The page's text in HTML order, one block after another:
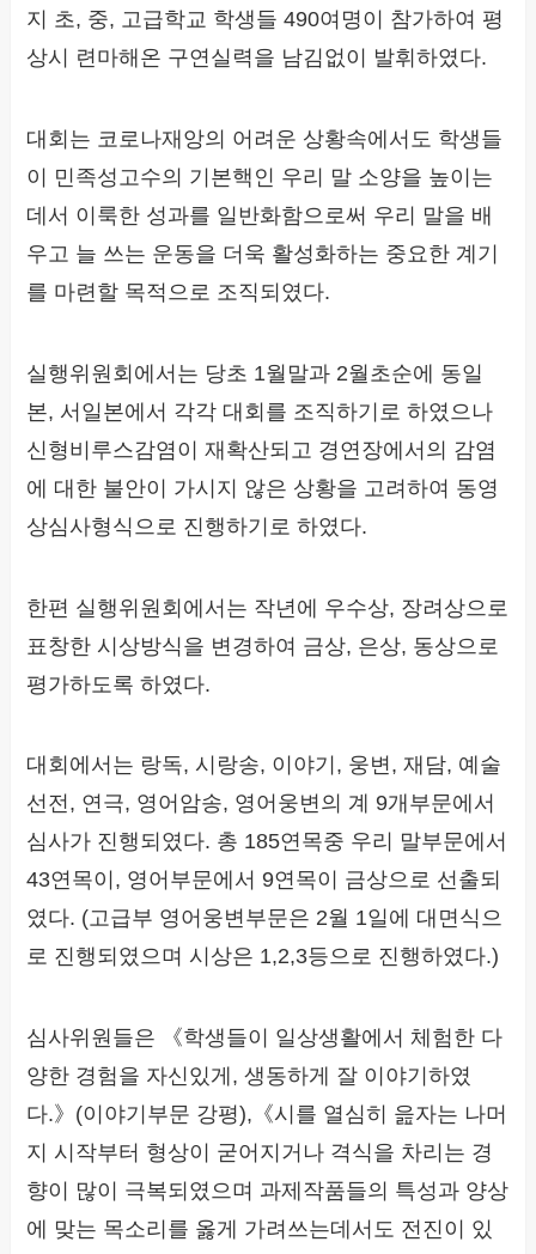
지 초, 중, 고급학교 학생들 490여명이 참가하여 평
상시 련마해온 구연실력을 남김없이 발휘하였다.
대회는 코로나재앙의 어려운 상황속에서도 학생들
이 민족성고수의 기본핵인 우리 말 소양을 높이는
데서 이룩한 성과를 일반화함으로써 우리 말을 배
우고 늘 쓰는 운동을 더욱 활성화하는 중요한 계기
를 마련할 목적으로 조직되였다.
실행위원회에서는 당초 1월말과 2월초순에 동일
본, 서일본에서 각각 대회를 조직하기로 하였으나
신형비루스감염이 재확산되고 경연장에서의 감염
에 대한 불안이 가시지 않은 상황을 고려하여 동영
상심사형식으로 진행하기로 하였다.
한편 실행위원회에서는 작년에 우수상, 장려상으로
표창한 시상방식을 변경하여 금상, 은상, 동상으로
평가하도록 하였다.
대회에서는 랑독, 시랑송, 이야기, 웅변, 재담, 예술
선전, 연극, 영어암송, 영어웅변의 계 9개부문에서
심사가 진행되였다. 총 185연목중 우리 말부문에서
43연목이, 영어부문에서 9연목이 금상으로 선출되
였다. (고급부 영어웅변부문은 2월 1일에 대면식으
로 진행되였으며 시상은 1,2,3등으로 진행하였다.)
심사위원들은 《학생들이 일상생활에서 체험한 다
양한 경험을 자신있게, 생동하게 잘 이야기하였
다.》(이야기부문 강평),《시를 열심히 읊자는 나머
지 시작부터 형상이 굳어지거나 격식을 차리는 경
향이 많이 극복되였으며 과제작품들의 특성과 양상
에 맞는 목소리를 옳게 가려쓰는데서도 전진이 있